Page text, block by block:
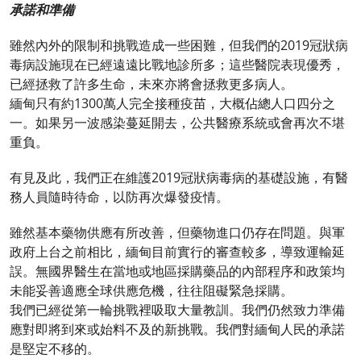
承諾和準備
雖然內外的限制和挑戰造成一些困難，但我們的2019冠狀病
毒病設施現在已經遠遠比戰地診所多；這些醫院表現優秀，
已經拯救了許多生命，未來亦將會拯救更多病人。
緬甸只有約1300萬人完全接種疫苗，大概佔總人口四分之
一。如果另一波感染蔓延開去，公共醫療系統或會再次不堪
重負。
有見及此，我們正在維護2019冠狀病毒病的基礎設施，有醫
務人員隨時待命，以防再次爆發疫情。
雖然基本藥物供應有所改善，但藥物進口仍存在問題。與軍
政府上台之前相比，緬甸目前實行的審查較多，導致運輸延
誤。無國界醫生在當地或地區採購藥品的內部程序和政策均
未能妥善適應全球供應危機，往往阻礙緊急採購。
我們已經從第一輪挑戰裡吸取大量教訓。我們仍然致力準備
應對即將到來或始料不及的新挑戰。我們對緬甸人民的承諾
是堅定不移的。